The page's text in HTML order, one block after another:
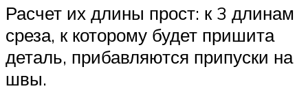
Расчет их длины прост: к 3 длинам
среза, к которому будет пришита
деталь, прибавляются припуски на
швы.